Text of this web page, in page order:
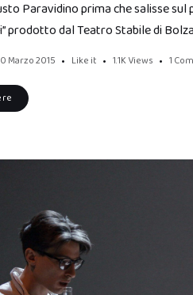
Paravidino prima che salisse
prodotto dal Teatro Stabile di
Marzo 2015 Like it 1.1K Views 1